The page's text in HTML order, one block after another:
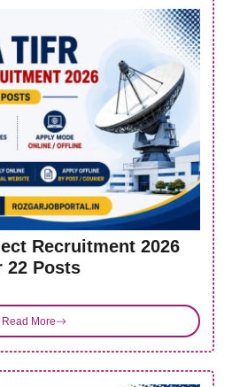
Recruitment 2026
22 Posts
Read More